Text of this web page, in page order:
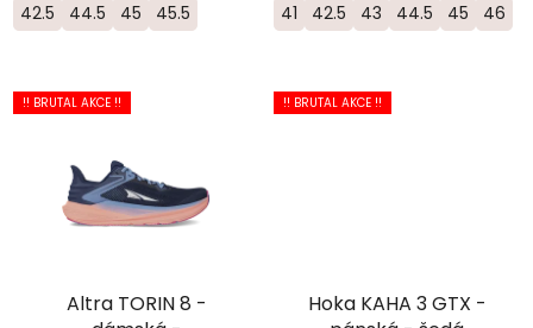
42.5 44.5 45 45.5 41 42.5 43 44.5 45 46
!! BRUTAL AKCE !!
Altra TORIN 8 -
!! BRUTAL AKCE !!
Hoka KAHA 3 GTX -